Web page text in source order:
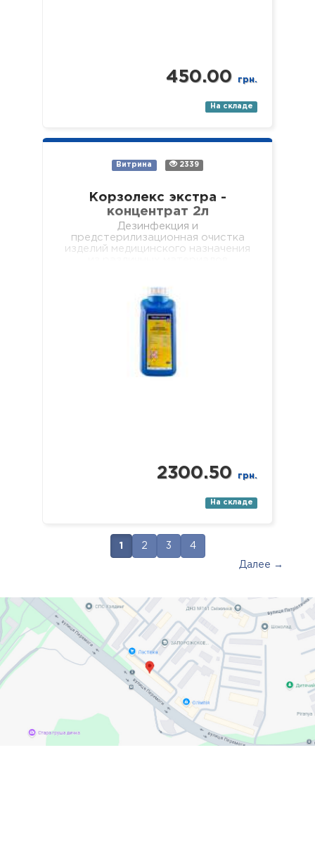
450.00 грн.
На складе
Витрина 2339
Корзолекс экстра -
концентрат 2л
Дезинфекция и
предстерилизационная очистка
изделий медицинского назначения
хирургические (в т.ч.
микрохирургические),
стоматологические (в т.ч.
эндодонтические и вращающиеся
с…
2300.50 грн.
На складе
1 2 3 4
Далее →